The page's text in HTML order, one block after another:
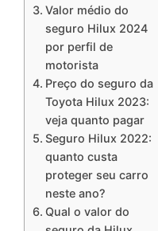
Valor médio do
seguro Hilux 2024
por perfil de
motorista
Preço do seguro da
Toyota Hilux 2023:
veja quanto pagar
Seguro Hilux 2022:
quanto custa
proteger seu carro
neste ano?
Qual o valor do